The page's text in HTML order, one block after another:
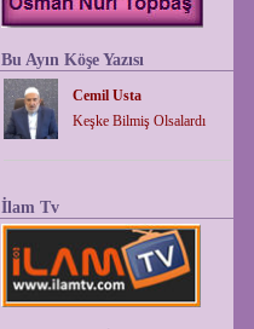
Bu Ayın Köşe Yazısı
Cemil Usta
Keşke Bilmiş Olsalardı
İlam Tv